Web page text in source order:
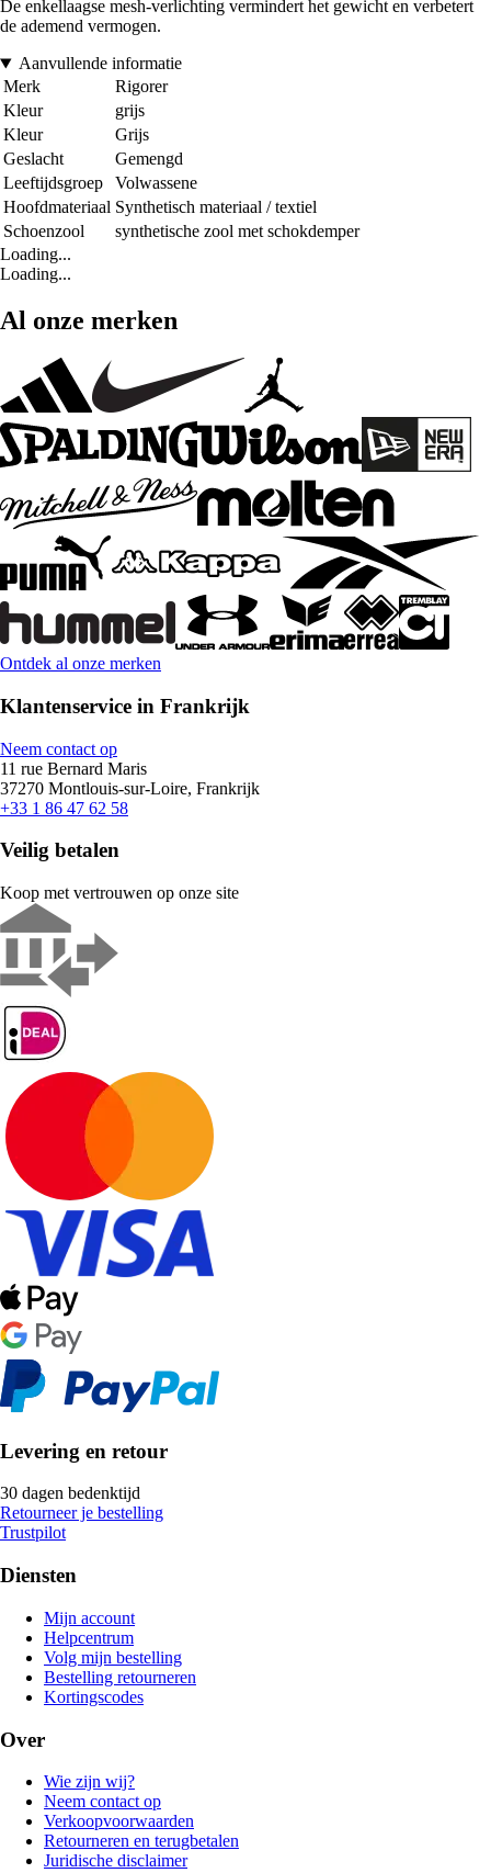
De enkellaagse mesh-verlichting vermindert het gewicht en verbetert
de ademend vermogen.
Aanvullende informatie
Merk
Rigorer
Kleur
grijs
Kleur
Grijs
Geslacht
Gemengd
Leeftijdsgroep
Volwassene
Hoofdmateriaal Synthetisch materiaal / textiel
Schoenzool
synthetische zool met schokdemper
Loading...
Loading...
Al onze merken
Ontdek al onze merken
Klantenservice in Frankrijk
Neem contact op
11 rue Bernard Maris
37270 Montlouis-sur-Loire, Frankrijk
+33 1 86 47 62 58
Veilig betalen
Koop met vertrouwen op onze site
Levering en retour
30 dagen bedenktijd
Retourneer je bestelling
Trustpilot
Diensten
Mijn account
Helpcentrum
Volg mijn bestelling
Bestelling retourneren
Kortingscodes
Over
Wie zijn wij?
Neem contact op
Verkoopvoorwaarden
Retourneren en terugbetalen
Juridische disclaimer